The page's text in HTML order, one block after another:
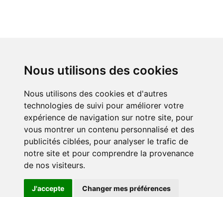
Nous utilisons des cookies
Nous utilisons des cookies et d'autres
technologies de suivi pour améliorer votre
expérience de navigation sur notre site, pour
vous montrer un contenu personnalisé et des
publicités ciblées, pour analyser le trafic de
notre site et pour comprendre la provenance
de nos visiteurs.
J'accepte Changer mes préférences